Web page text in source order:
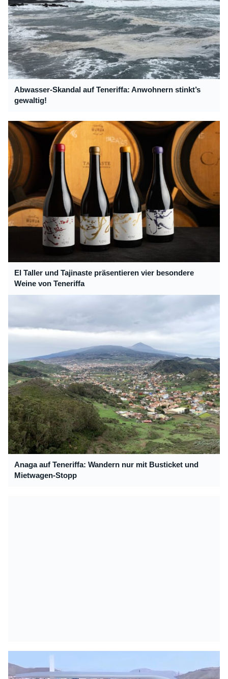
Abwasser-Skandal auf Teneriffa: Anwohnern stinkt’s
gewaltig!
El Taller und Tajinaste präsentieren vier besondere
Weine von Teneriffa
Anaga auf Teneriffa: Wandern nur mit Busticket und
Mietwagen-Stopp